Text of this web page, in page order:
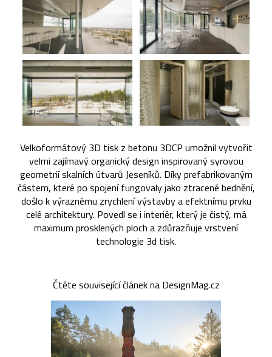
Velkoformátový 3D tisk z betonu 3DCP umožnil vytvořit
velmi zajímavý organický design inspirovaný syrovou
geometrií skalních útvarů Jeseníků. Díky prefabrikovaným
částem, které po spojení fungovaly jako ztracené bednění,
došlo k výraznému zrychlení výstavby a efektnímu prvku
celé architektury. Povedl se i interiér, který je čistý, má
maximum prosklených ploch a zdůrazňuje vrstvení
technologie 3d tisk.
Čtěte související článek na DesignMag.cz